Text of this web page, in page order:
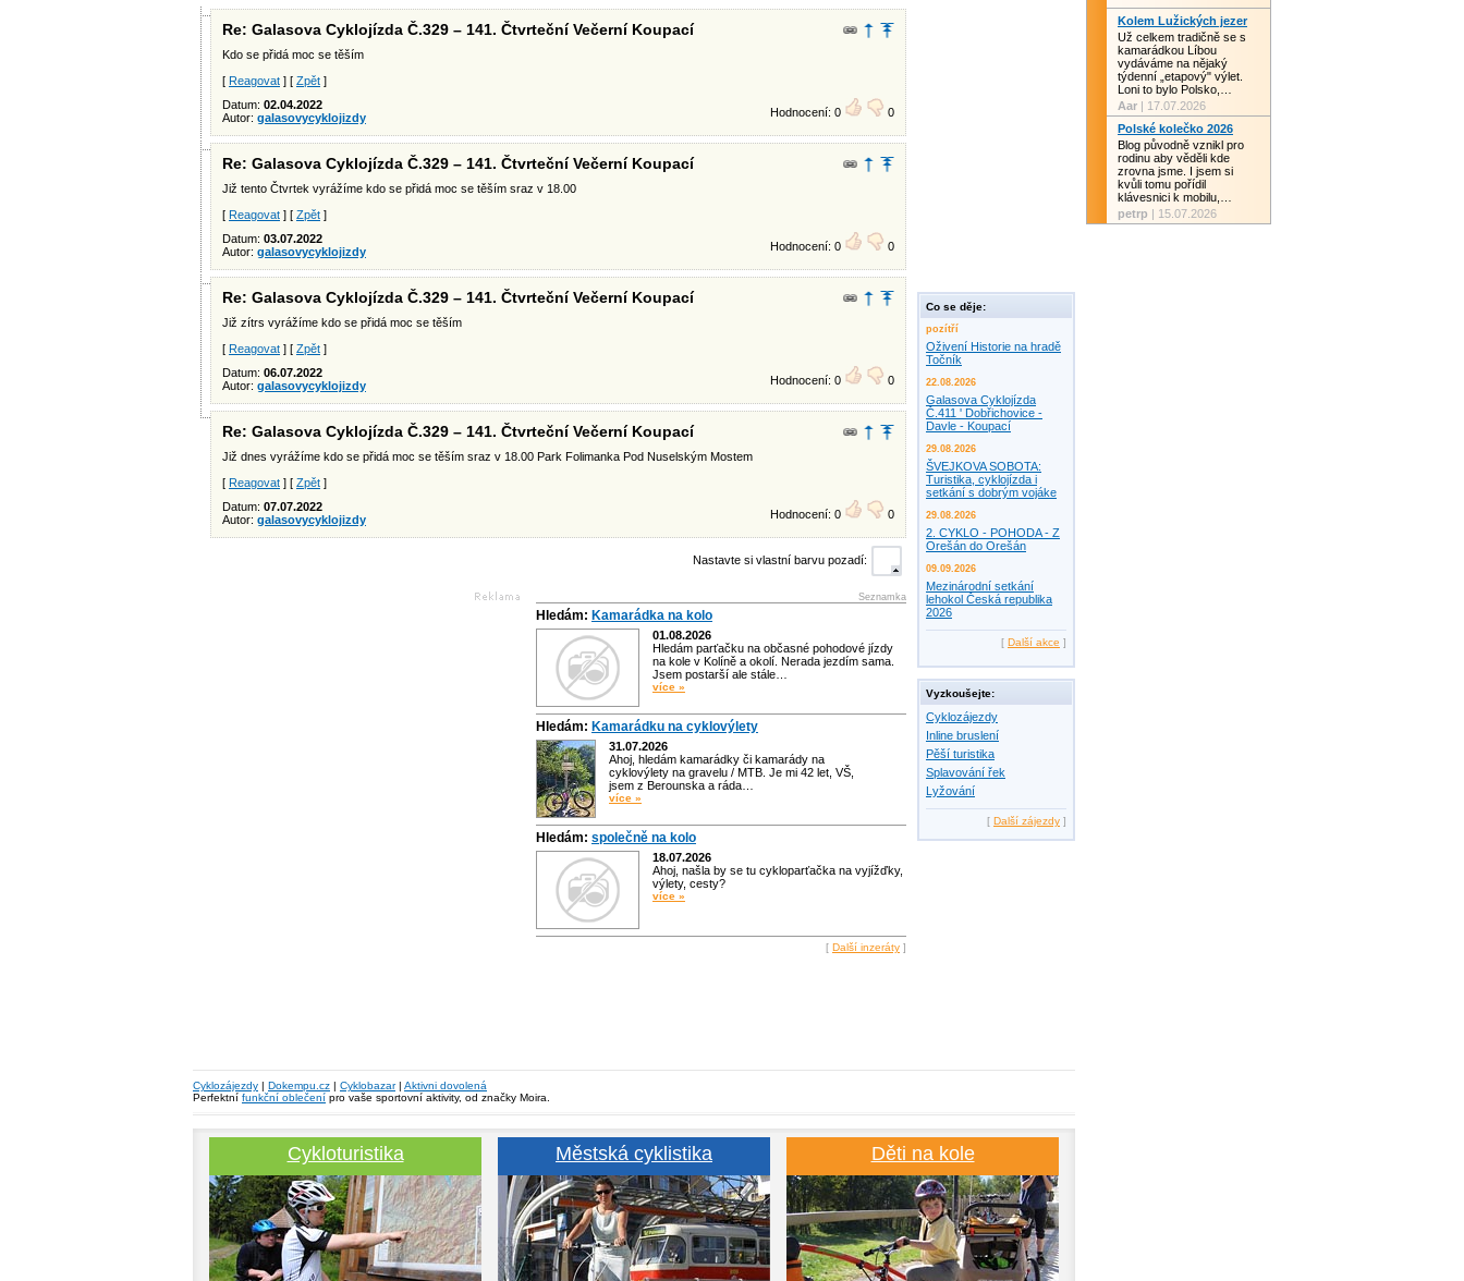
Re: Galasova Cyklojízda Č.329 – 141. Čtvrteční Večerní Koupací
Kdo se přidá moc se těším
[ Reagovat ] [ Zpět ]
Datum: 02.04.2022
Autor: galasovycyklojizdy Hodnocení: 0 0
Re: Galasova Cyklojízda Č.329 – 141. Čtvrteční Večerní Koupací
Již tento Čtvrtek vyrážíme kdo se přidá moc se těším sraz v 18.00
[ Reagovat ] [ Zpět ]
Datum: 03.07.2022
Autor: galasovycyklojizdy Hodnocení: 0 0
Re: Galasova Cyklojízda Č.329 – 141. Čtvrteční Večerní Koupací
Již zítrs vyrážíme kdo se přidá moc se těším
[ Reagovat ] [ Zpět ]
Datum: 06.07.2022
Autor: galasovycyklojizdy Hodnocení: 0 0
Re: Galasova Cyklojízda Č.329 – 141. Čtvrteční Večerní Koupací
Již dnes vyrážíme kdo se přidá moc se těším sraz v 18.00 Park Folimanka Pod Nuselským Mostem
[ Reagovat ] [ Zpět ]
Datum: 07.07.2022
Autor: galasovycyklojizdy Hodnocení: 0 0
Nastavte si vlastní barvu pozadí:
Seznamka
Hledám: Kamarádka na kolo
01.08.2026
Hledám parťačku na občasné pohodové jízdy
na kole v Kolíně a okolí. Nerada jezdím sama.
Jsem postarší ale stále…
více »
Hledám: Kamarádku na cyklovýlety
31.07.2026
Ahoj, hledám kamarádky či kamarády na
cyklovýlety na gravelu / MTB. Je mi 42 let, VŠ,
jsem z Berounska a ráda…
více »
Hledám: společně na kolo
18.07.2026
Ahoj, našla by se tu cykloparťačka na vyjížďky,
výlety, cesty?
více »
[ Další inzeráty ]
Co se děje:
pozítří
Oživení Historie na hradě
Točník
22.08.2026
Galasova Cyklojízda
Č.411 ' Dobřichovice -
Davle - Koupací
29.08.2026
ŠVEJKOVA SOBOTA:
Turistika, cyklojízda i
setkání s dobrým vojáke
29.08.2026
2. CYKLO - POHODA - Z
Orešán do Orešán
09.09.2026
Mezinárodní setkání
lehokol Česká republika
2026
[ Další akce ]
Vyzkoušejte:
Cyklozájezdy
Inline bruslení
Pěší turistika
Splavování řek
Lyžování
[ Další zájezdy ]
Cyklozájezdy | Dokempu.cz | Cyklobazar| Aktivni dovolená
Perfektní funkční oblečení pro vaše sportovní aktivity, od značky Moira.
Cykloturistika Městská cyklistika Děti na kole
Kolem Lužických jezer
Už celkem tradičně se s
kamarádkou Líbou
vydáváme na nějaký
týdenní „etapový" výlet.
Loni to bylo Polsko,…
Aar | 17.07.2026
Polské kolečko 2026
Blog původně vznikl pro
rodinu aby věděli kde
zrovna jsme. I jsem si
kvůli tomu pořídil
klávesnici k mobilu,…
petrp | 15.07.2026